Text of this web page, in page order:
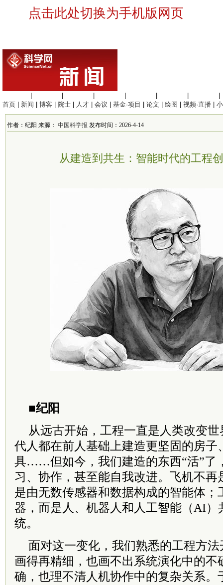
点击此处切换为手机版网页
首页
新闻 博客 院士 人才 会议 基金·项目 论文 绘图 视频·直播
作者：纪阳 来源： 中国科学报 发布时间：2026-4-14
从建造到共生：智能时代的工程
■纪阳
从远古开始，工程一直是人类改变
代人都在前人基础上建造更坚固的房子
具……但如今，我们建造的东西“活”了
习、协作，甚至能自我改进。飞机不再
是由无数传感器和数据构成的智能体；
器，而是人、机器人和人工智能（AI）
统。
面对这一变化，我们熟悉的工程方
画得再精细，也画不出系统演化中的不
确，也理不清人机协作中的复杂关系。